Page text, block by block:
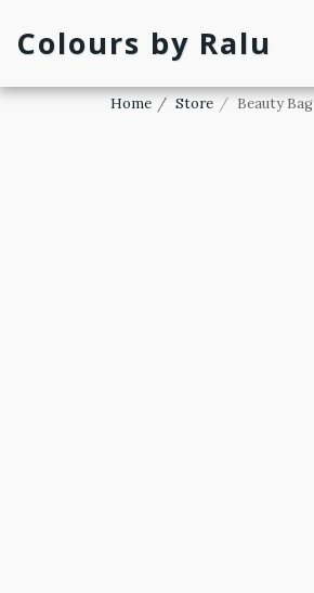
Colours by Ralu
Home Store Beauty Bag